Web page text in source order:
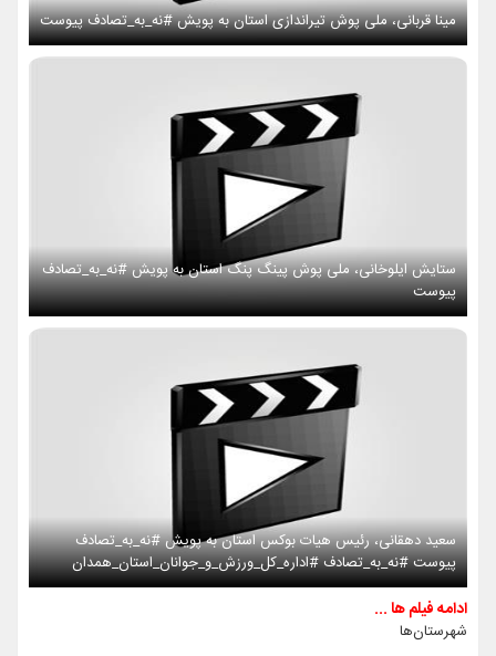
مینا قربانی، ملی پوش تیراندازی استان به پویش #نه_به_تصادف پیوست
ستایش ایلوخانی، ملی پوش پینگ پنگ استان به پویش #نه_به_تصادف
پیوست
سعید دهقانی، رئیس هیات بوکس استان به پویش #نه_به_تصادف
پیوست #نه_به_تصادف #اداره_کل_ورزش_و_جوانان_استان_همدان
ادامه فیلم ها ...
شهرستان‌ها